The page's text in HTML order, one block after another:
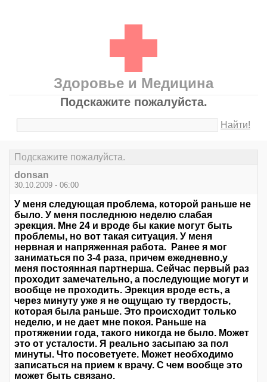
Здоровье и Медицина
Подскажите пожалуйста.
Найти!
Подскажите пожалуйста.
donsan
30.10.2009 - 06:00
У меня следующая проблема, которой раньше не
было. У меня последнюю неделю слабая
эрекция. Мне 24 и вроде бы какие могут быть
проблемы, но вот такая ситуация. У меня
нервная и напряженная работа. Ранее я мог
заниматься по 3-4 раза, причем ежедневно,у
меня постоянная партнерша. Сейчас первый раз
проходит замечательно, а последующие могут и
вообще не проходить. Эрекция вроде есть, а
через минуту уже я не ощущаю ту твердость,
которая была раньше. Это происходит только
неделю, и не дает мне покоя. Раньше на
протяжении года, такого никогда не было. Может
это от усталости. Я реально засыпаю за пол
минуты. Что посоветуете. Может необходимо
записаться на прием к врачу. С чем вообще это
может быть связано.